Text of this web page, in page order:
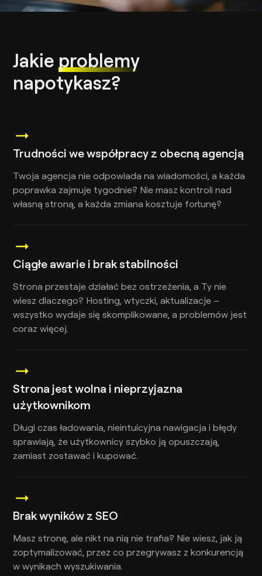
Jakie problemy
napotykasz?
Trudności we współpracy z obecną agencją
Twoja agencja nie odpowiada na wiadomości, a każda
poprawka zajmuje tygodnie? Nie masz kontroli nad
własną stroną, a każda zmiana kosztuje fortunę?
Ciągłe awarie i brak stabilności
Strona przestaje działać bez ostrzeżenia, a Ty nie
wiesz dlaczego? Hosting, wtyczki, aktualizacje –
wszystko wydaje się skomplikowane, a problemów jest
coraz więcej.
Strona jest wolna i nieprzyjazna
użytkownikom
Długi czas ładowania, nieintuicyjna nawigacja i błędy
sprawiają, że użytkownicy szybko ją opuszczają,
zamiast zostawać i kupować.
Brak wyników z SEO
Masz stronę, ale nikt na nią nie trafia? Nie wiesz, jak ją
zoptymalizować, przez co przegrywasz z konkurencją
w wynikach wyszukiwania.